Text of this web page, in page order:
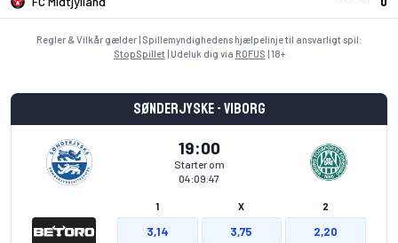
Regler & Vilkår gælder | Spillemyndighedens hjælpelinje til ansvarligt spil:
StopSpillet| Udeluk dig via ROFUS | 18+
Sønderjyske - Viborg
19:00
Starter om
04:09:47
1 X 2
3,14 3,75 2,20